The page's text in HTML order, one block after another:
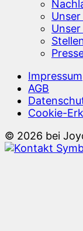
Impressum
AGB
Cookie-
© 2026 bei